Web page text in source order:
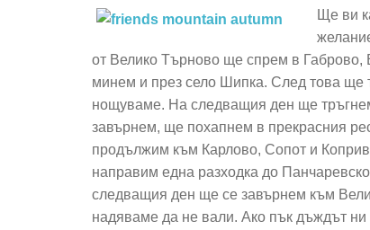
Ще ви
от Велико Търново ще спрем в
минем и през село Шипка. След това
нощуваме. На следващия ден ще
завърнем, ще похапнем в прекрасния
продължим към Карлово, Сопот и
направим една разходка до
следващия ден ще се завърнем към
надяваме да не вали. Ако пък дъждът